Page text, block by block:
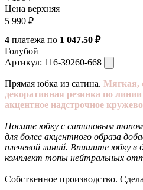
Цена верхняя
5 990 ₽
4 платежа по 1 047.50 ₽
Голубой
Артикул: 116-39260-668
Прямая юбка из сатина. Мягкая,
декоративная резинка по
акцентное надстрочное
Носите юбку с сатиновым топом
для более акцентного образа
плечевой линий. Впишите юбку в
комплект топы нейтральных
Собственное производство.